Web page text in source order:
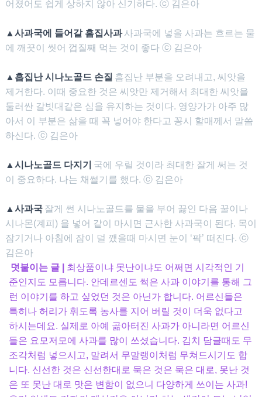
어졌어도 쉽게 상하지 않아 신기하다. ⓒ 김은아
▲사과국에 들어갈 흠집사과 사과국에 넣을 사과는 흐르는 물
에 깨끗이 씻어 껍질째 먹는 것이 좋다 ⓒ 김은아
▲흡집난 시나노골드 손질 흠집난 부분을 오려내고, 씨앗을
제거한다. 이때 중요한 것은 씨앗만 제거해서 최대한 씨앗을
둘러싼 갈빗대같은 심을 유지하는 것이다. 영양가가 아주 많
아서 이 부분은 삶을 때 꼭 넣어야 한다고 꽁시 할매께서 말씀
하신다. ⓒ 김은아
▲시나노골드 다지기 국에 우릴 것이라 최대한 잘게 써는 것
이 중요하다. 나는 채썰기를 했다. ⓒ 김은아
▲사과국 잘게 썬 시나노골드를 물을 부어 끓인 다음 꿀이나
시나몬(계피) 을 넣어 같이 마시면 근사한 사과국이 된다. 목이
잠기거나 아침에 잠이 덜 깼을때 마시면 눈이 ‘팍’ 떠진다. ⓒ
김은아
덧붙이는 글 | 최상품이냐 못난이냐도 어쩌면 시각적인 기
준인지도 모릅니다. 안데르센도 썩은 사과 이야기를 통해 그
런 이야기를 하고 싶었던 것은 아닌가 합니다. 어르신들은
특히나 허리가 휘도록 농사를 지어 버릴 것이 더욱 없다고
하시는데요. 실제로 아예 곪아터진 사과가 아니라면 어르신
들은 요모저모에 사과를 많이 쓰셨습니다. 김치 담글때도 무
조각처럼 넣으시고, 말려서 무말랭이처럼 무쳐드시기도 합
니다. 신선한 것은 신선한대로 묵은 것은 묵은 대로, 못난 것
은 또 못난 대로 맛은 변함이 없으니 다양하게 쓰이는 사과!